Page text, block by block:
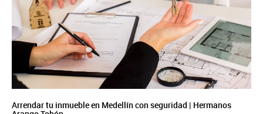
Arrendar tu inmueble en Medellín con seguridad | Hermanos